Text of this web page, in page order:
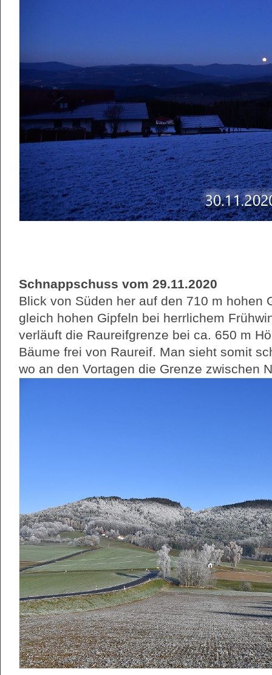
Schnappschuss vom 29.11.2020
Blick von Süden her auf den 710 m hohen
gleich hohen Gipfeln bei herrlichem
verläuft die Raureifgrenze bei ca. 650 m
Bäume frei von Raureif. Man sieht somit
wo an den Vortagen die Grenze zwischen